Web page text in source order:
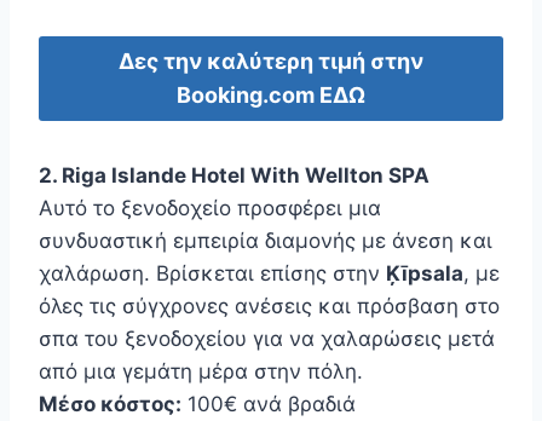
Δες την καλύτερη τιμή στην
Booking.com ΕΔΩ
2. Riga Islande Hotel With Wellton SPA
Αυτό το ξενοδοχείο προσφέρει μια
συνδυαστική εμπειρία διαμονής με άνεση και
χαλάρωση. Βρίσκεται επίσης στην Ķīpsala, με
όλες τις σύγχρονες ανέσεις και πρόσβαση στο
σπα του ξενοδοχείου για να χαλαρώσεις μετά
από μια γεμάτη μέρα στην πόλη.
Μέσο κόστος: 100€ ανά βραδιά